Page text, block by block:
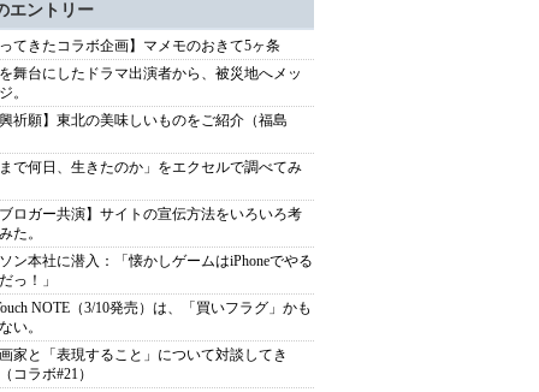
エントリー
ってきたコラボ企画】マメモのおきて5ヶ条
舞台にしたドラマ出演者から、被災地へメッ
。
興祈願】東北の美味しいものをご紹介（福島
まで何日、生きたのか」をエクセルで調べてみ
ブロガー共演】サイトの宣伝方法をいろいろ考
た。
ン本社に潜入：「懐かしゲームはiPhoneでやる
っ！」
NOTE（3/10発売）は、「買いフラグ」かも
い。
家と「表現すること」について対談してき
コラボ#21）